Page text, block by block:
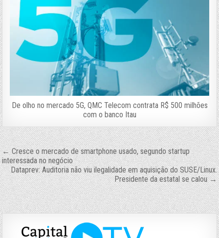
De olho no mercado 5G, QMC Telecom contrata R$ 500 milhões
com o banco Itau
Navegação
de
Post
← Cresce o mercado de smartphone usado, segundo startup
interessada no negócio
Dataprev: Auditoria não viu ilegalidade em aquisição do SUSE/Linux.
Presidente da estatal se calou →